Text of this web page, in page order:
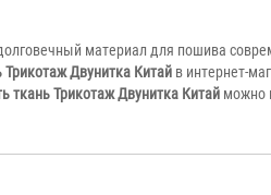
материал для пошива
Трикотаж Двунитка Китайв интернет-
ткань Трикотаж Двунитка Китайможно